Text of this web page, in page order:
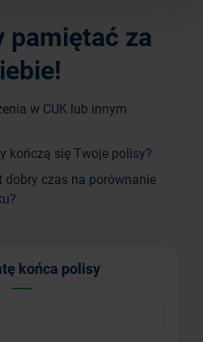
pamiętać za
w CUK lub innym
kończą się Twoje polisy?
dobry czas na porównanie
końca polisy